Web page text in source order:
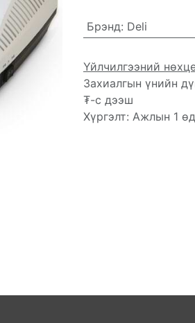
Брэнд: Deli
Үйлчилгээний
Захиалгын үнийн
₮-с дээш
Хүргэлт: Ажлын 1